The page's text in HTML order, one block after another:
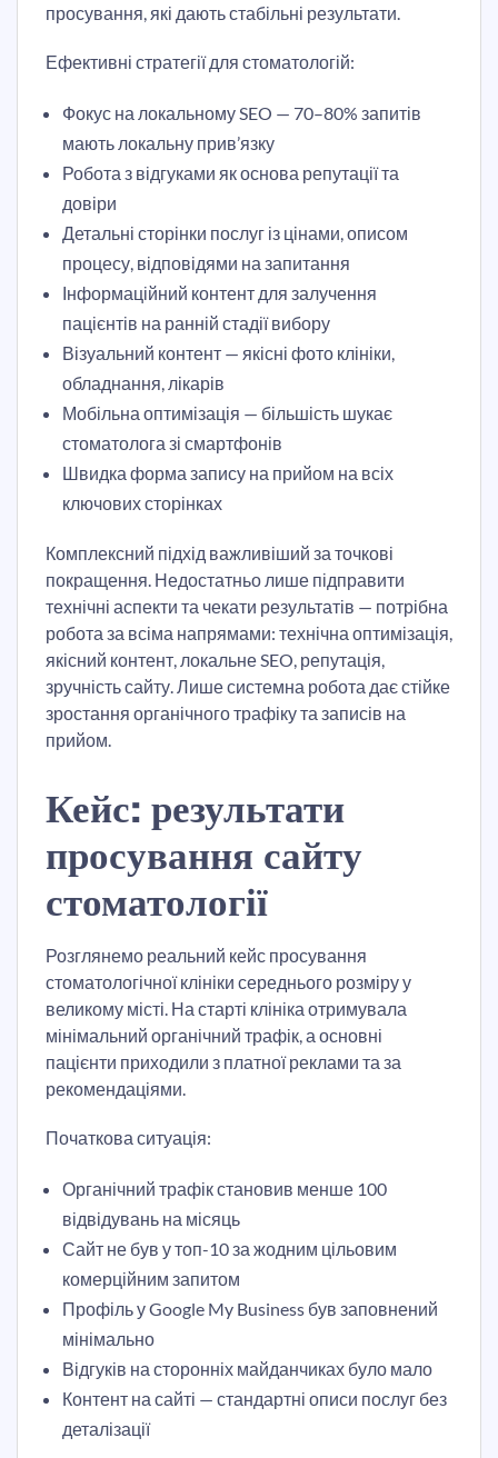
просування, які дають стабільні результати.
Ефективні стратегії для стоматологій:
Фокус на локальному SEO — 70–80% запитів
мають локальну прив’язку
Робота з відгуками як основа репутації та
довіри
Детальні сторінки послуг із цінами, описом
процесу, відповідями на запитання
Інформаційний контент для залучення
пацієнтів на ранній стадії вибору
Візуальний контент — якісні фото клініки,
обладнання, лікарів
Мобільна оптимізація — більшість шукає
стоматолога зі смартфонів
Швидка форма запису на прийом на всіх
ключових сторінках
Комплексний підхід важливіший за точкові
покращення. Недостатньо лише підправити
технічні аспекти та чекати результатів — потрібна
робота за всіма напрямами: технічна оптимізація,
якісний контент, локальне SEO, репутація,
зручність сайту. Лише системна робота дає стійке
зростання органічного трафіку та записів на
прийом.
Кейс: результати
просування сайту
стоматології
Розглянемо реальний кейс просування
стоматологічної клініки середнього розміру у
великому місті. На старті клініка отримувала
мінімальний органічний трафік, а основні
пацієнти приходили з платної реклами та за
рекомендаціями.
Початкова ситуація:
Органічний трафік становив менше 100
відвідувань на місяць
Сайт не був у топ-10 за жодним цільовим
комерційним запитом
Профіль у Google My Business був заповнений
мінімально
Відгуків на сторонніх майданчиках було мало
Контент на сайті — стандартні описи послуг без
деталізації